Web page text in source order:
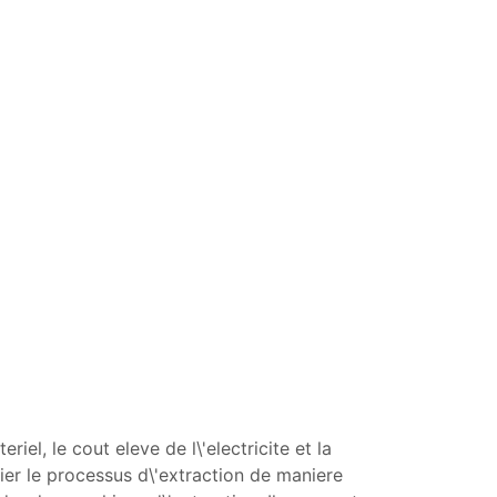
le cout eleve de l\'electricite et la
le processus d\'extraction de maniere